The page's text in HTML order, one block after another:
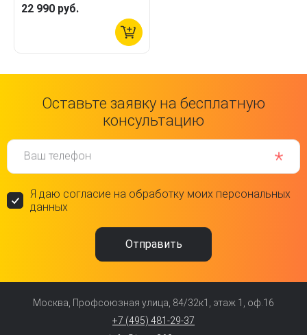
22 990 руб.
Оставьте заявку на бесплатную
консультацию
Ваш телефон
Я даю согласие на обработку моих персональных
данных
Москва, Профсоюзная улица, 84/32к1, этаж 1, оф.16
+7 (495) 481-29-37